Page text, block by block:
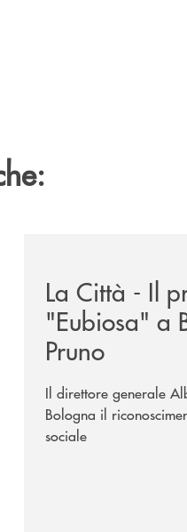
La Città - Il
"Eubiosa" a
Pruno
Il direttore generale
Bologna il
sociale